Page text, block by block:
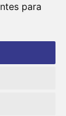
para